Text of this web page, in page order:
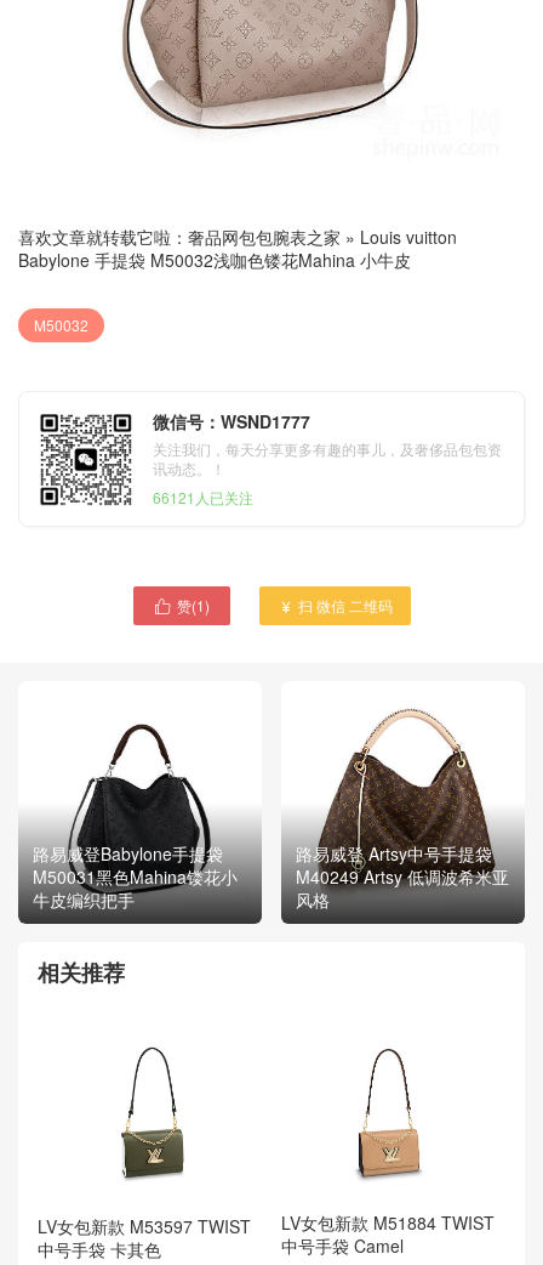
喜欢文章就转载它啦： 奢品网包包腕表之家 » Louis vuitton
Babylone 手提袋 M50032浅咖色镂花Mahina 小牛皮
M50032
微信号：WSND1777
关注我们，每天分享更多有趣的事儿，及奢侈品包包资
讯动态。！
66121人已关注
 赞(1)  扫 微信 二维码
路易威登Babylone手提袋
M50031黑色Mahina镂花小
牛皮编织把手
路易威登 Artsy中号手提袋
M40249 Artsy 低调波希米亚
风格
相关推荐
LV女包新款 M53597 TWIST
中号手袋 卡其色
LV女包新款 M51884 TWIST
中号手袋 Camel